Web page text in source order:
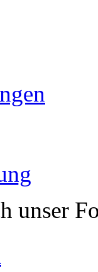
unser